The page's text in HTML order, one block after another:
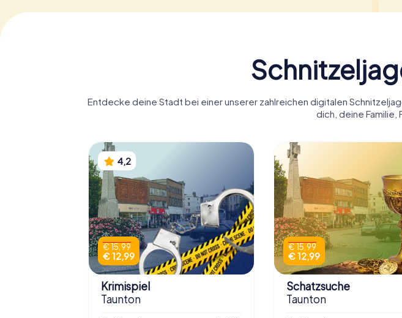
Entdecke deine Stadt bei einer unserer zahlreichen digitalen
dich, deine Familie,
4,2
€ 15,99
€ 12,99
Krimispiel
Taunton
€ 15,99
€ 12,99
Schatzsuche
Taunton